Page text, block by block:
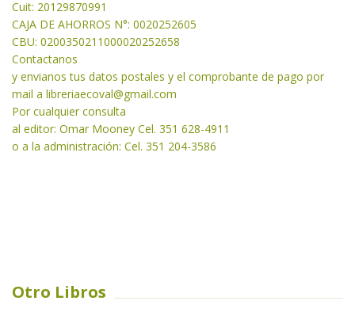
Cuit: 20129870991
CAJA DE AHORROS N°: 0020252605
CBU: 0200350211000020252658
Contactanos
y envianos tus datos postales y el comprobante de pago por
mail a libreriaecoval@gmail.com
Por cualquier consulta
al editor: Omar Mooney Cel. 351 628-4911
o a la administración: Cel. 351 204-3586
Otro Libros